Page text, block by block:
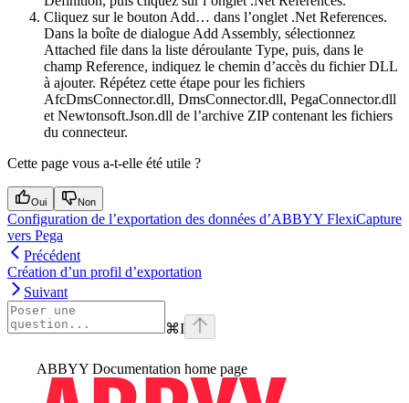
Cliquez sur le bouton Add… dans l’onglet .Net References.
Dans la boîte de dialogue Add Assembly, sélectionnez
Attached file dans la liste déroulante Type, puis, dans le
champ Reference, indiquez le chemin d’accès du fichier DLL
à ajouter. Répétez cette étape pour les fichiers
AfcDmsConnector.dll, DmsConnector.dll, PegaConnector.dll
et Newtonsoft.Json.dll de l’archive ZIP contenant les fichiers
du connecteur.
Cette page vous a-t-elle été utile ?
Oui Non
Configuration de l’exportation des données d’ABBYY FlexiCapture
vers Pega
Précédent
Création d’un profil d’exportation
Suivant
⌘I
ABBYY Documentation home page